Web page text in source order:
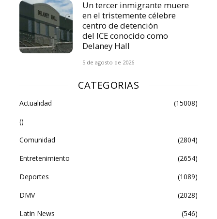
Un tercer inmigrante muere
en el tristemente célebre
centro de detención
del ICE conocido como
Delaney Hall
5 de agosto de 2026
CATEGORIAS
Actualidad
(15008)
()
Comunidad
(2804)
Entretenimiento
(2654)
Deportes
(1089)
DMV
(2028)
Latin News
(546)